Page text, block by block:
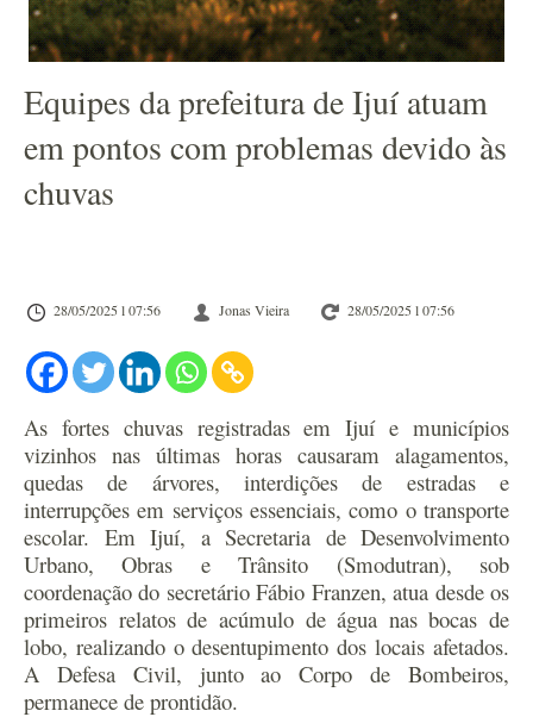
Equipes da prefeitura de Ijuí atuam
em pontos com problemas devido às
chuvas
28/05/2025 l 07:56 Jonas Vieira 28/05/2025 l 07:56
As fortes chuvas registradas em Ijuí e municípios
vizinhos nas últimas horas causaram alagamentos,
quedas de árvores, interdições de estradas e
interrupções em serviços essenciais, como o transporte
escolar. Em Ijuí, a Secretaria de Desenvolvimento
Urbano, Obras e Trânsito (Smodutran), sob
coordenação do secretário Fábio Franzen, atua desde os
primeiros relatos de acúmulo de água nas bocas de
lobo, realizando o desentupimento dos locais afetados.
A Defesa Civil, junto ao Corpo de Bombeiros,
permanece de prontidão.